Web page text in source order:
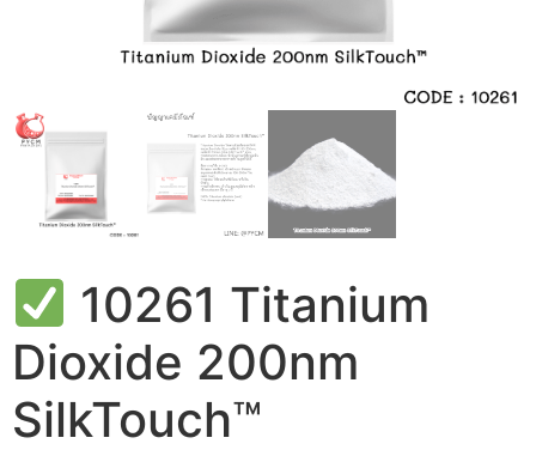
10261 Titanium
Dioxide 200nm
SilkTouch™